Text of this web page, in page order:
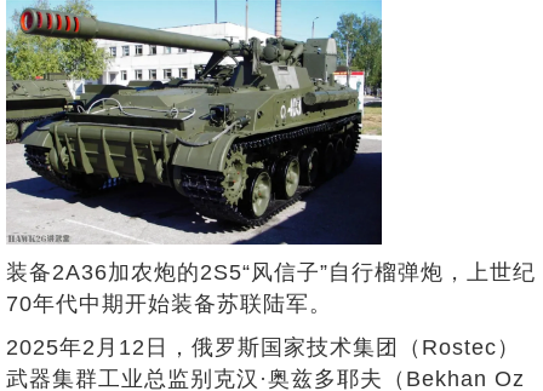
装备2A36加农炮的2S5“风信子”自行榴弹炮，上世纪
70年代中期开始装备苏联陆军。
2025年2月12日，俄罗斯国家技术集团（Rostec）
武器集群工业总监别克汉·奥兹多耶夫（Bekhan Oz